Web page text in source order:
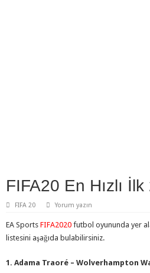
FIFA20 En Hızlı
FIFA 20 Yorum yazın
EA Sports FIFA2020 futbol oyununda yer
listesini aşağıda bulabilirsiniz.
1. Adama Traoré – Wolverhampton